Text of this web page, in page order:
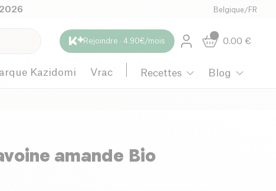
Belgique /FR
Rejoindre · 4.90€/mois 0.00 €
Kazidomi Vrac Recettes Blog
amande Bio